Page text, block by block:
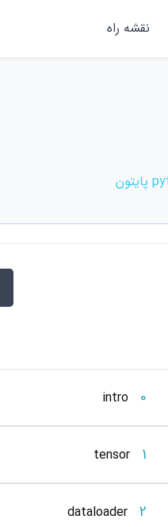
نقشه راه
0
intro
1
tensor
2
dataloader